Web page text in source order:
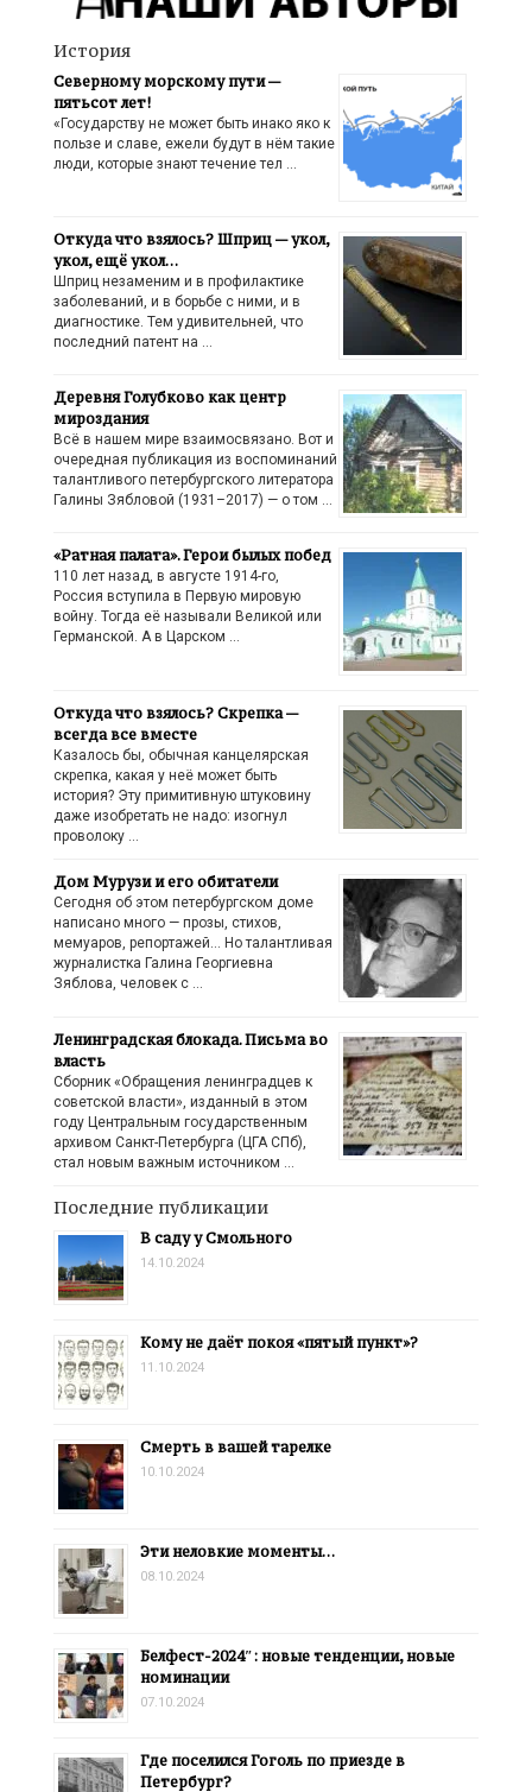
История
Северному морскому пути —
пятьсот лет!
«Государству не может быть инако яко к
пользе и славе, ежели будут в нём такие
люди, которые знают течение тел …
Откуда что взялось? Шприц — укол,
укол, ещё укол…
Шприц незаменим и в профилактике
заболеваний, и в борьбе с ними, и в
диагностике. Тем удивительней, что
последний патент на …
Деревня Голубково как центр
мироздания
Всё в нашем мире взаимосвязано. Вот и
очередная публикация из воспоминаний
талантливого петербургского литератора
Галины Зябловой (1931–2017) — о том …
«Ратная палата». Герои былых побед
110 лет назад, в августе 1914-го,
Россия вступила в Первую мировую
войну. Тогда её называли Великой или
Германской. А в Царском …
Откуда что взялось? Скрепка —
всегда все вместе
Казалось бы, обычная канцелярская
скрепка, какая у неё может быть
история? Эту примитивную штуковину
даже изобретать не надо: изогнул
проволоку …
Дом Мурузи и его обитатели
Сегодня об этом петербургском доме
написано много — прозы, стихов,
мемуаров, репортажей… Но талантливая
журналистка Галина Георгиевна
Зяблова, человек с …
Ленинградская блокада. Письма во
власть
Сборник «Обращения ленинградцев к
советской власти», изданный в этом
году Центральным государственным
архивом Санкт-Петербурга (ЦГА СПб),
стал новым важным источником …
Последние публикации
В саду у Смольного
14.10.2024
Кому не даёт покоя «пятый пункт»?
11.10.2024
Смерть в вашей тарелке
10.10.2024
Эти неловкие моменты…
08.10.2024
Белфест-2024″: новые тенденции, новые
номинации
07.10.2024
Где поселился Гоголь по приезде в
Петербург?